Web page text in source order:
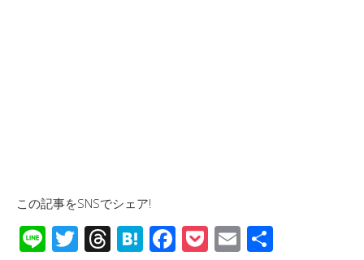
この記事をSNSでシェア!
Li T T H F P E